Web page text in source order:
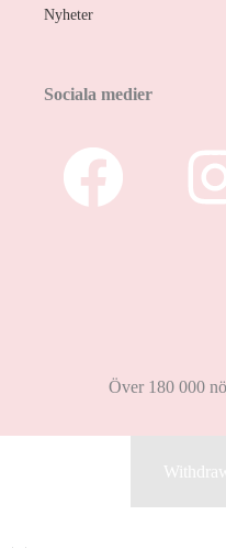
Nyheter
Sociala medier
Över 180 000